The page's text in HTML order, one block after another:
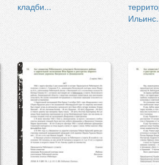
кладби...